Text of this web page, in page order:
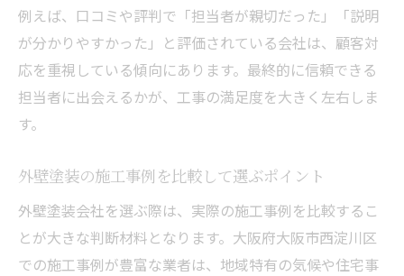
例えば、口コミや評判で「担当者が親切だった」「説明
が分かりやすかった」と評価されている会社は、顧客対
応を重視している傾向にあります。最終的に信頼できる
担当者に出会えるかが、工事の満足度を大きく左右しま
す。
外壁塗装の施工事例を比較して選ぶポイント
外壁塗装会社を選ぶ際は、実際の施工事例を比較するこ
とが大きな判断材料となります。大阪府大阪市西淀川区
での施工事例が豊富な業者は、地域特有の気候や住宅事